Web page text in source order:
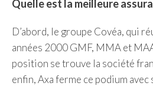
Quelle est la meilleure
D’abord, le groupe Covéa, qui
années 2000 GMF, MMA et
position se trouve la société
enfin, Axa ferme ce podium